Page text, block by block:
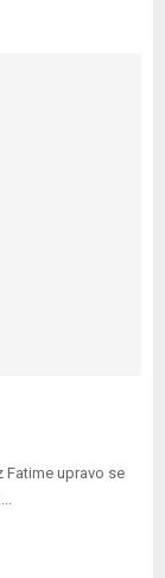
Fatime upravo se